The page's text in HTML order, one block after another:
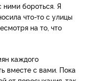
ними бороться. Я
что-то с улицы
на то, что
каждого
вместе с вами. Пока